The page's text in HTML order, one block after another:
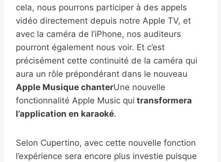
cela, nous pourrons participer à des appels
vidéo directement depuis notre Apple TV, et
avec la caméra de l’iPhone, nos auditeurs
pourront également nous voir. Et c’est
précisément cette continuité de la caméra qui
aura un rôle prépondérant dans le nouveau
Apple Musique chanterUne nouvelle
fonctionnalité Apple Music qui transformera
l’application en karaoké.
Selon Cupertino, avec cette nouvelle fonction
l’expérience sera encore plus investie puisque